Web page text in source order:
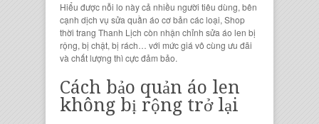
Hiểu được nỗi lo này cả nhiều người tiêu dùng, bên
cạnh dịch vụ sửa quần áo cơ bản các loại,Shop
thời trang Thanh Lịch còn nhận chỉnh sửa áo len bị
rộng, bị chật, bị rách… với mức giá vô cùng ưu đãi
và chất lượng thì cực đảm bảo.
Cách bảo quản áo len
không bị rộng trở lại